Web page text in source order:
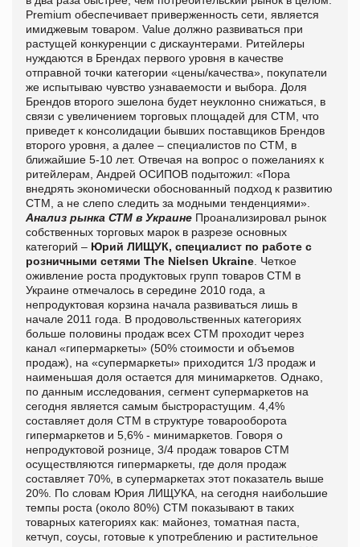
Premium обеспечивает приверженность сети, является
имиджевым товаром. Value должно развиваться при
растущей конкуренции с дискаунтерами. Ритейлеры
нуждаются в Брендах первого уровня в качестве
отправной точки категории «цены/качества», покупатели
же испытываю чувство узнаваемости и выбора. Доля
Брендов второго эшелона будет неуклонно снижаться, в
связи с увеличением торговых площадей для СТМ, что
приведет к консолидации бывших поставщиков Брендов
второго уровня, а далее – специалистов по СТМ, в
ближайшие 5-10 лет. Отвечая на вопрос о пожеланиях к
ритейлерам, Андрей ОСИПОВ подытожил: «Пора
внедрять экономически обоснованный подход к развитию
СТМ, а не слепо следить за модными тенденциями».
Анализ рынка СТМ в Украине Проанализировал рынок
собственных торговых марок в разрезе основных
категорий – Юрий ЛИЩУК, специалист по работе с
розничными сетями The Nielsen Ukraine . Четкое
оживление роста продуктовых групп товаров СТМ в
Украине отмечалось в середине 2010 года, а
непродуктовая корзина начала развиваться лишь в
начале 2011 года. В продовольственных категориях
больше половины продаж всех СТМ проходит через
канал «гипермаркеты» (50% стоимости и объемов
продаж), на «супермаркеты» приходится 1/3 продаж и
наименьшая доля остается для минимаркетов. Однако,
по данным исследования, сегмент супермаркетов на
сегодня является самым быстрорастущим. 4,4%
составляет доля СТМ в структуре товарооборота
гипермаркетов и 5,6% - минимаркетов. Говоря о
непродуктовой рознице, 3/4 продаж товаров СТМ
осуществляются гипермаркеты, где доля продаж
составляет 70%, в супермаркетах этот показатель выше
20%. По словам Юрия ЛИЩУКА, на сегодня наибольшие
темпы роста (около 80%) СТМ показывают в таких
товарных категориях как: майонез, томатная паста,
кетчуп, соусы, готовые к употреблению и растительное